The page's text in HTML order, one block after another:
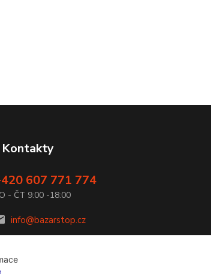
Kontakty
607 771 774
- ČT 9:00 -18:00
info@bazarstop.cz